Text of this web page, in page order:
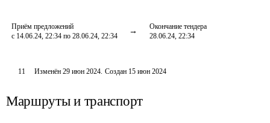
Приём предложений
с 14.06.24, 22:34 по 28.06.24, 22:34
Окончание тендера
28.06.24, 22:34
11 Изменён29 июн 2024. Создан 15 июн 2024
Маршруты и транспорт